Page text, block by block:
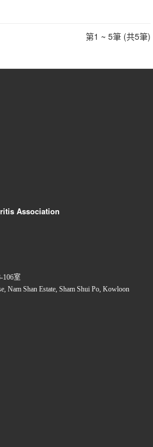
第1 ~ 5筆 (共5筆)
Association
106室
Nam Shan Estate, Sham Shui Po, Kowloon